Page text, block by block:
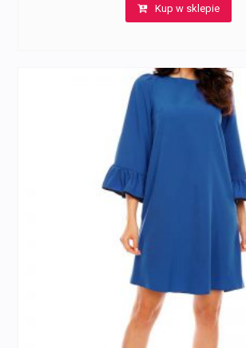
Kup w sklepie